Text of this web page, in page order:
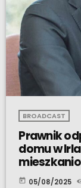
BROADCAST
Prawnik
domu w
today 05/08/2025